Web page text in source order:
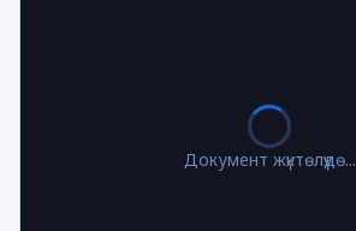
Документ жүктөлүүдө...